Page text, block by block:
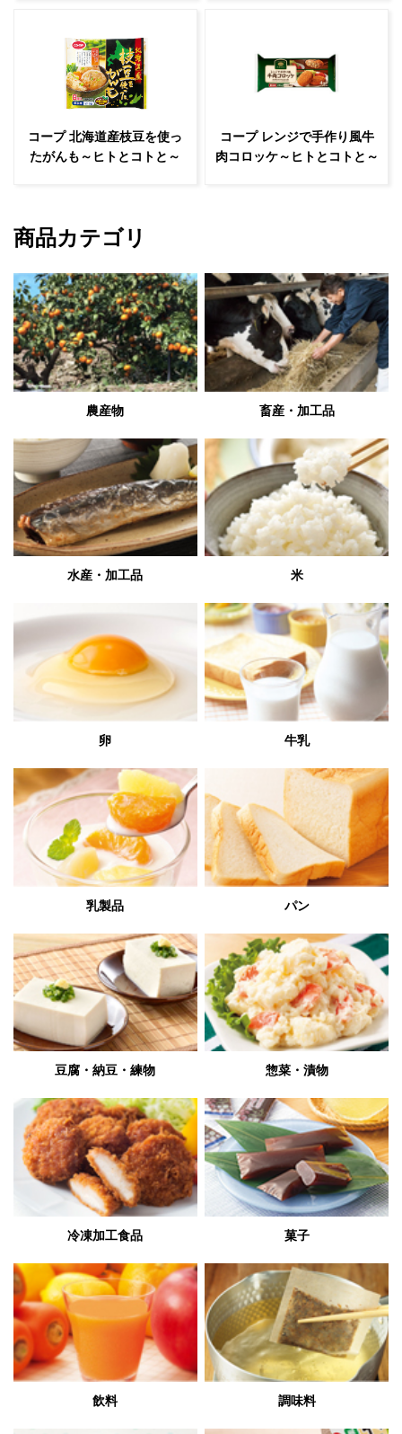
コープ 北海道産枝豆を使っ
たがんも～ヒトとコトと～
コープ レンジで手作り風牛
肉コロッケ～ヒトとコトと～
商品カテゴリ
農産物 畜産・加工品
水産・加工品 米
卵 牛乳
乳製品 パン
豆腐・納豆・練物 惣菜・漬物
冷凍加工食品 菓子
飲料 調味料